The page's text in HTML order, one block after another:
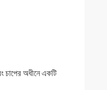
চাপের অধীনে একটি